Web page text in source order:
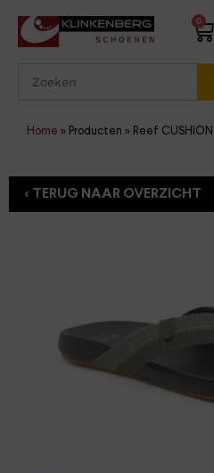
0
Home » Producten » Reef